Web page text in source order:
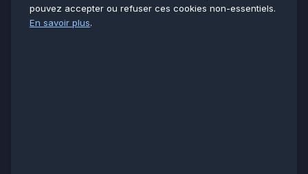
Voir toutes les villes →
pouvez accepter ou refuser ces cookies non-essentiels.
En savoir plus.